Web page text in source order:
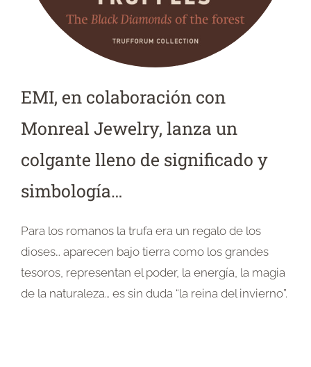
EMI, en colaboración con
Monreal Jewelry, lanza un
colgante lleno de significado y
simbología…
Para los romanos la trufa era un regalo de los
dioses… aparecen bajo tierra como los grandes
tesoros, representan el poder, la energía, la magia
de la naturaleza… es sin duda “la reina del invierno”.